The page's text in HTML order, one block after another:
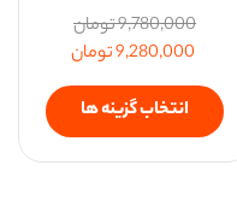
9,780,000تومان
9,280,000تومان
انتخاب گزینه ها